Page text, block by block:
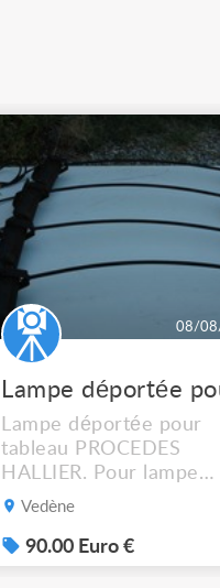
08/
Lampe déportée pour
tableau PROCEDES
HALLIER. Pour lampe
MR16 halogène ou LED
possible. 90€ le lot de 4.
Vedène
90.00 Euro €